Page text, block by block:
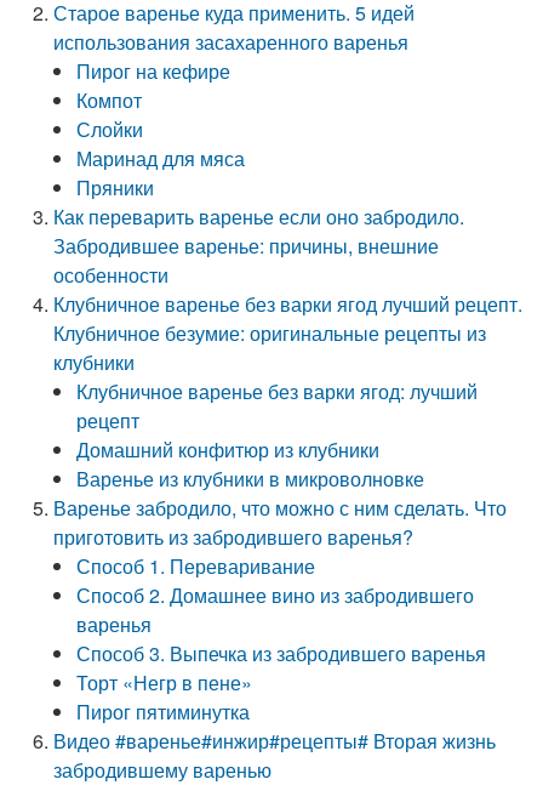
Старое варенье куда применить. 5 идей
использования засахаренного варенья
Пирог на кефире
Компот
Слойки
Маринад для мяса
Пряники
Как переварить варенье если оно забродило.
Забродившее варенье: причины, внешние
особенности
Клубничное варенье без варки ягод лучший рецепт.
Клубничное безумие: оригинальные рецепты из
клубники
Клубничное варенье без варки ягод: лучший
рецепт
Домашний конфитюр из клубники
Варенье из клубники в микроволновке
Варенье забродило, что можно с ним сделать. Что
приготовить из забродившего варенья?
Способ 1. Переваривание
Способ 2. Домашнее вино из забродившего
варенья
Способ 3. Выпечка из забродившего варенья
Торт «Негр в пене»
Пирог пятиминутка
Видео #варенье#инжир#рецепты# Вторая жизнь
забродившему варенью